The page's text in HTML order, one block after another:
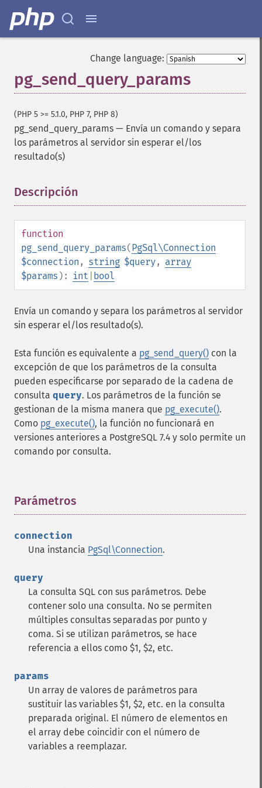
Change language:
pg_send_query_params
(PHP 5 >= 5.1.0, PHP 7, PHP 8)
pg_send_query_params — Envía un comando y separa
los parámetros al servidor sin esperar el/los
resultado(s)
Descripción
function
pg_send_query_params(PgSql\Connection
$connection , string $query, array
$params ): int bool
Envía un comando y separa los parámetros al servidor
sin esperar el/los resultado(s).
Esta función es equivalente a pg_send_query() con la
excepción de que los parámetros de la consulta
pueden especificarse por separado de la cadena de
consulta query. Los parámetros de la función se
gestionan de la misma manera que pg_execute().
Como pg_execute(), la función no funcionará en
versiones anteriores a PostgreSQL 7.4 y solo permite un
comando por consulta.
Parámetros
connection
Una instancia PgSql\Connection.
query
La consulta SQL con sus parámetros. Debe
contener solo una consulta. No se permiten
múltiples consultas separadas por punto y
coma. Si se utilizan parámetros, se hace
referencia a ellos como $1, $2, etc.
params
Un array de valores de parámetros para
sustituir las variables $1, $2, etc. en la consulta
preparada original. El número de elementos en
el array debe coincidir con el número de
variables a reemplazar.